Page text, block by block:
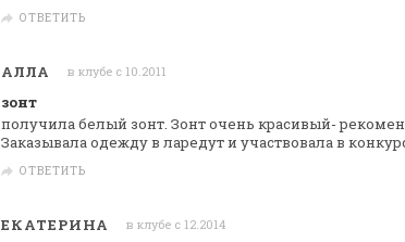
ОТВЕТИТЬ
АЛЛА в клубе с 10.2011
зонт
получила белый зонт. Зонт очень красивый-
Заказывала одежду в ларедут и участвовала в
ОТВЕТИТЬ
ЕКАТЕРИНА в клубе с 12.2014